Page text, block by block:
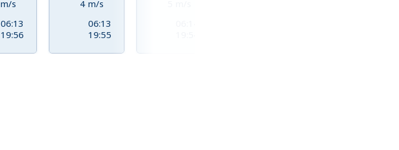
m/s
06:13
19:56
4 m/s
06:13
19:55